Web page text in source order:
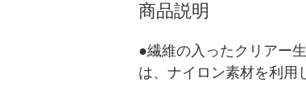
商品説明
●繊維の入ったクリアー
は、ナイロン素材を利用